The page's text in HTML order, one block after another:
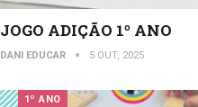
JOGO ADIÇÃO 1º ANO
DANI EDUCAR 5 OUT, 2025
1º ANO